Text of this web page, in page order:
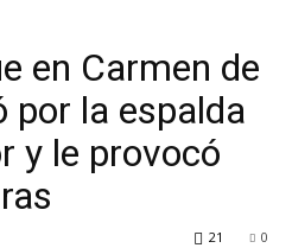
en Carmen de
por la espalda
y le provocó
0
21